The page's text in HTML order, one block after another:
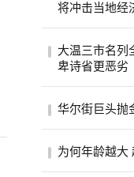
将冲击当地经
大温三市名列
卑诗省更恶劣
华尔街巨头抛
为何年龄越大